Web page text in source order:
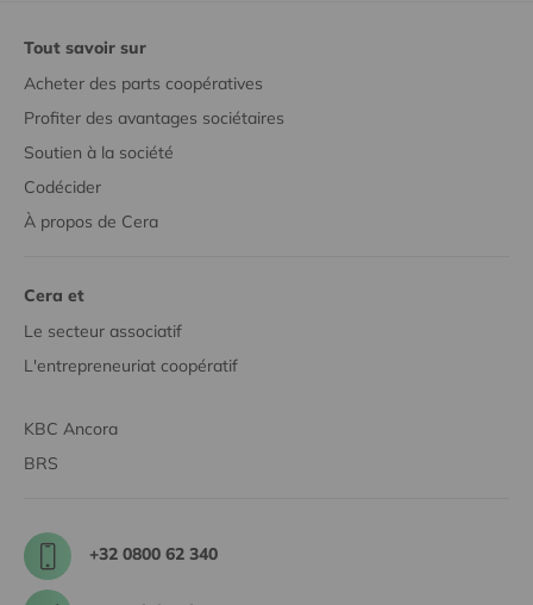
Tout savoir sur
Acheter des parts coopératives
Profiter des avantages sociétaires
Soutien à la société
Codécider
À propos de Cera
Cera et
Le secteur associatif
L'entrepreneuriat coopératif
KBC Ancora
BRS
+32 0800 62 340